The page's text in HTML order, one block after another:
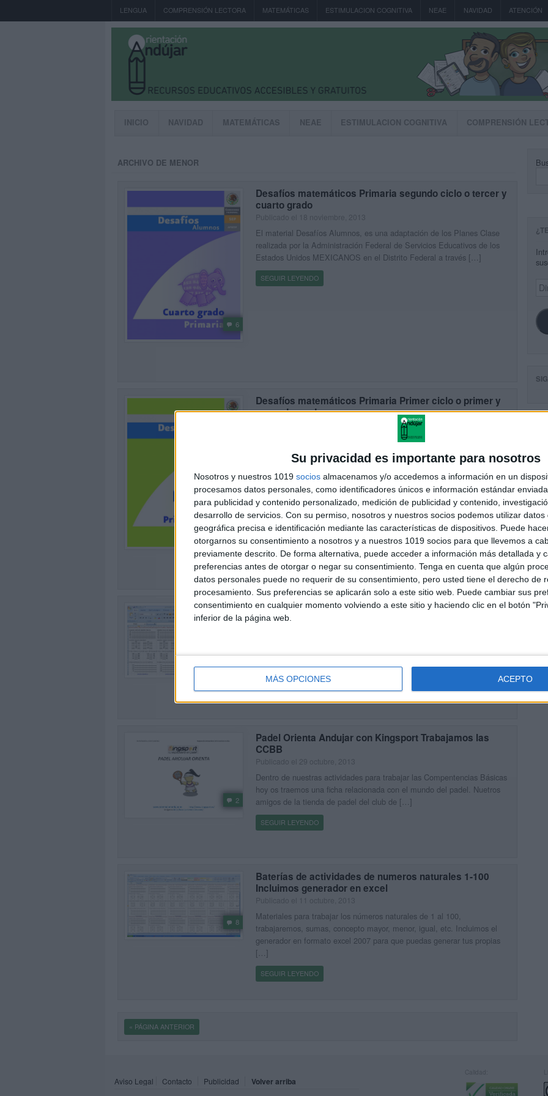
Su privacidad es importante para nosotros
Nosotros y nuestros 1019 socios almacenamos y/o accedemos a información en un
procesamos datos personales, como identificadores únicos e información estándar
para publicidad y contenido personalizado, medición de publicidad y contenido,
desarrollo de servicios. Con su permiso, nosotros y nuestros socios podemos utilizar datos
geográfica precisa e identificación mediante las características de dispositivos. Puede
otorgarnos su consentimiento a nosotros y a nuestros 1019 socios para que llevemos a
previamente descrito. De forma alternativa, puede acceder a información más detallada y
preferencias antes de otorgar o negar su consentimiento. Tenga en cuenta que algún
datos personales puede no requerir de su consentimiento, pero usted tiene el derecho de
procesamiento. Sus preferencias se aplicarán solo a este sitio web. Puede cambiar sus
consentimiento en cualquier momento volviendo a este sitio y haciendo clic en el botón
inferior de la página web.
MÁS OPCIONES ACEPTO
LENGUA COMPRENSIÓN LECTORA MATEMÁTICAS ESTIMULACION COGNITIVA NEAE NAVIDAD ATENCIÓN
INICIO NAVIDAD MATEMÁTICAS NEAE ESTIMULACION COGNITIVA COMPRENSIÓN
ARCHIVO DE MENOR
6
Desafíos matemáticos Primaria segundo ciclo o tercer y
cuarto grado
El material Desafíos Alumnos, es una adaptación de los Planes Clase
realizada por la Administración Federal de Servicios Educativos de los
Estados Unidos MEXICANOS en el Distrito Federal a través […]
SEGUIR LEYENDO
3
Desafíos matemáticos Primaria Primer ciclo o primer y
segundo grado
El material Desafíos Alumnos, es una adaptación de los Planes Clase
realizada por la Administración Federal de Servicios Educativos de los
Estados Unidos MEXICANOS en el Distrito Federal a través […]
SEGUIR LEYENDO
Baterías de actividades de numeros naturales 1-999
Incluimos generador en excel
trabajar en nuestras clases de matemáticas los números naturales del 1
al 999. En estas actividades con números naturales trabajaremos, […]
SEGUIR LEYENDO
2
Padel Orienta Andujar con Kingsport Trabajamos las
CCBB
Publicado el 29 octubre, 2013
Dentro de nuestras actividades para trabajar las Compentencias Básicas
hoy os traemos una ficha relacionada con el mundo del padel. Nuetros
amigos de la tienda de padel del club de […]
SEGUIR LEYENDO
8
Baterías de actividades de numeros naturales 1-100
Incluimos generador en excel
Materiales para trabajar los números naturales de 1 al 100,
trabajaremos, sumas, concepto mayor, menor, igual, etc. Incluimos el
generador en formato excel 2007 para que puedas generar tus propias
[…]
SEGUIR LEYENDO
« PÁGINA ANTERIOR
de
Aviso Legal Contacto Publicidad Volver arriba